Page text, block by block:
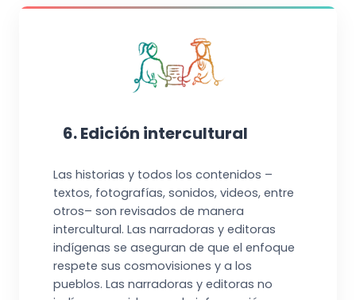
6. Edición intercultural
Las historias y todos los contenidos –
textos, fotografías, sonidos, videos, entre
otros– son revisados de manera
intercultural. Las narradoras y editoras
indígenas se aseguran de que el enfoque
respete sus cosmovisiones y a los
pueblos. Las narradoras y editoras no